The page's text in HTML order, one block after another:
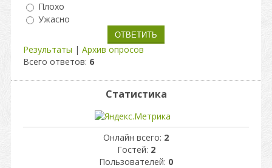
Плохо
Ужасно
Результаты | Архив опросов
Всего ответов: 6
Статистика
Онлайн всего: 2
Гостей: 2
Пользователей: 0